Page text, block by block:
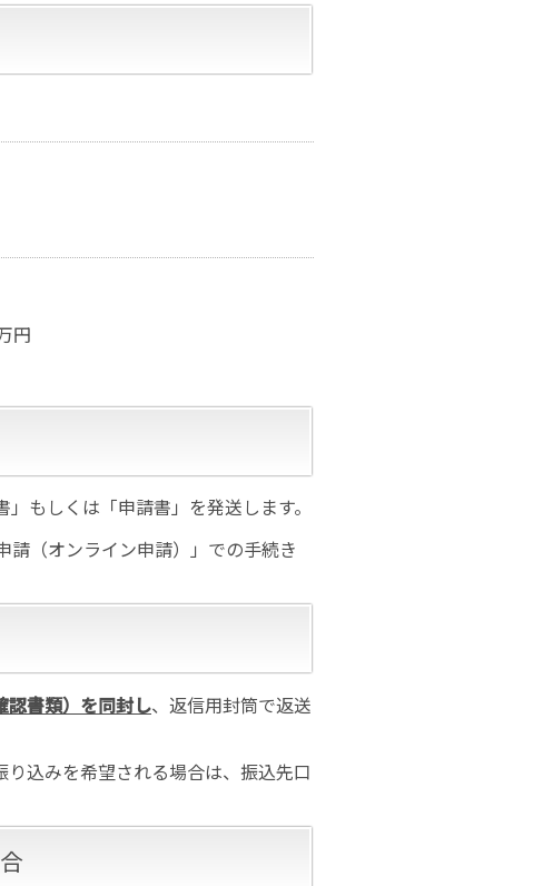
円
もしくは「申請書」を発送します。
（オンライン申請）」での手続き
認書類）を同封し、返信用封筒で返送
込みを希望される場合は、振込先口